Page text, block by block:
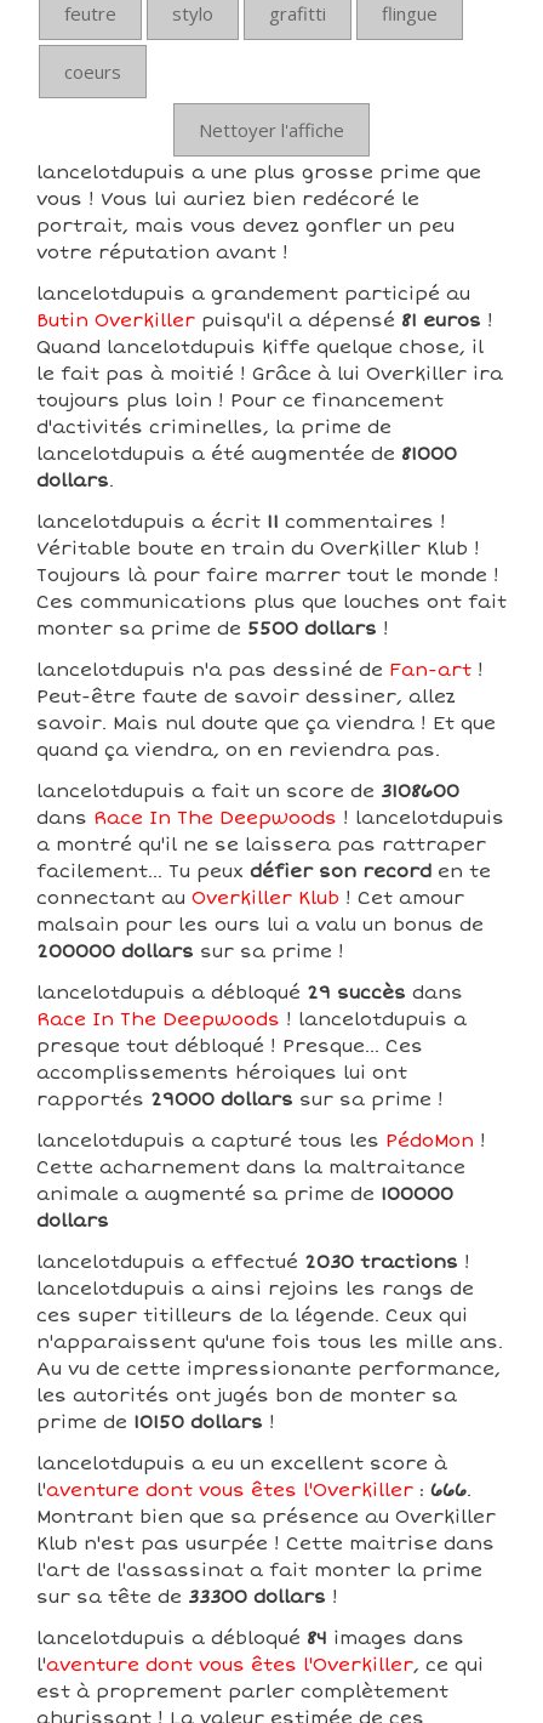
feutre stylo grafitti flingue
coeurs
Nettoyer l'affiche
lancelotdupuis a une plus grosse prime que
vous ! Vous lui auriez bien redécoré le
portrait, mais vous devez gonfler un peu
votre réputation avant !
lancelotdupuis a grandement participé au
Butin Overkiller puisqu'il a dépensé 81 euros !
Quand lancelotdupuis kiffe quelque chose, il
le fait pas à moitié ! Grâce à lui Overkiller ira
toujours plus loin ! Pour ce financement
d'activités criminelles, la prime de
lancelotdupuis a été augmentée de 81000
dollars.
lancelotdupuis a écrit 11 commentaires !
Véritable boute en train du Overkiller Klub !
Toujours là pour faire marrer tout le monde !
Ces communications plus que louches ont fait
monter sa prime de 5500 dollars !
lancelotdupuis n'a pas dessiné de Fan-art !
Peut-être faute de savoir dessiner, allez
savoir. Mais nul doute que ça viendra ! Et que
quand ça viendra, on en reviendra pas.
lancelotdupuis a fait un score de 3108600
dans Race In The Deepwoods ! lancelotdupuis
a montré qu'il ne se laissera pas rattraper
facilement... Tu peux défier son record en te
connectant au Overkiller Klub ! Cet amour
malsain pour les ours lui a valu un bonus de
200000 dollars sur sa prime !
lancelotdupuis a débloqué 29 succès dans
Race In The Deepwoods ! lancelotdupuis a
presque tout débloqué ! Presque... Ces
accomplissements héroiques lui ont
rapportés 29000 dollars sur sa prime !
lancelotdupuis a capturé tous les PédoMon !
Cette acharnement dans la maltraitance
animale a augmenté sa prime de 100000
dollars
lancelotdupuis a effectué 2030 tractions !
lancelotdupuis a ainsi rejoins les rangs de
ces super titilleurs de la légende. Ceux qui
n'apparaissent qu'une fois tous les mille ans.
Au vu de cette impressionante performance,
les autorités ont jugés bon de monter sa
prime de 10150 dollars !
lancelotdupuis a eu un excellent score à
l'aventure dont vous êtes l'Overkiller : 666.
Montrant bien que sa présence au Overkiller
Klub n'est pas usurpée ! Cette maitrise dans
l'art de l'assassinat a fait monter la prime
sur sa tête de 33300 dollars !
lancelotdupuis a débloqué 84 images dans
l'aventure dont vous êtes l'Overkiller, ce qui
est à proprement parler complètement
ahurissant ! La valeur estimée de ces